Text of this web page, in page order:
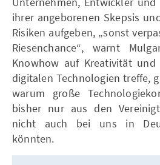
ihrer angeborenen Skepsis
Risiken aufgeben, „sonst
Riesenchance“, warnt
Knowhow auf Kreativität und
digitalen Technologien treffe,
warum große
bisher nur aus den
nicht auch bei uns in
könnten.